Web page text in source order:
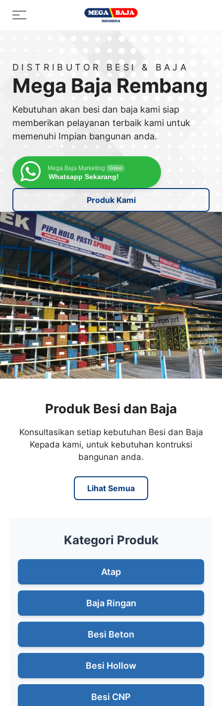
Menu
DISTRIBUTOR BESI & BAJA
Mega Baja Rembang
Kebutuhan akan besi dan baja kami siap
memberikan pelayanan terbaik kami untuk
memenuhi Impian bangunan anda.
Mega Baja Marketing Online
Whatsapp Sekarang!
Produk Kami
Produk Besi dan Baja
Konsultasikan setiap kebutuhan Besi dan Baja
Kepada kami, untuk kebutuhan kontruksi
bangunan anda.
Lihat Semua
Kategori Produk
Atap
Baja Ringan
Besi Beton
Besi Hollow
Besi CNP